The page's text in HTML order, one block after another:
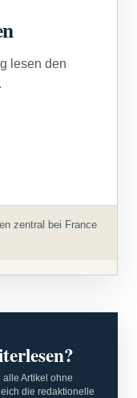
lesen den
zentral bei France
Artikel ohne
die redaktionelle